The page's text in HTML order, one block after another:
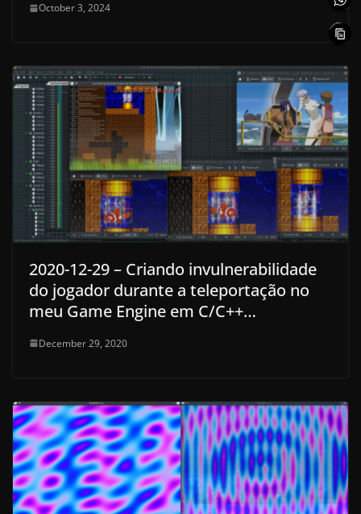
October 3, 2024
2020-12-29 – Criando invulnerabilidade
do jogador durante a teleportação no
meu Game Engine em C/C++…
December 29, 2020